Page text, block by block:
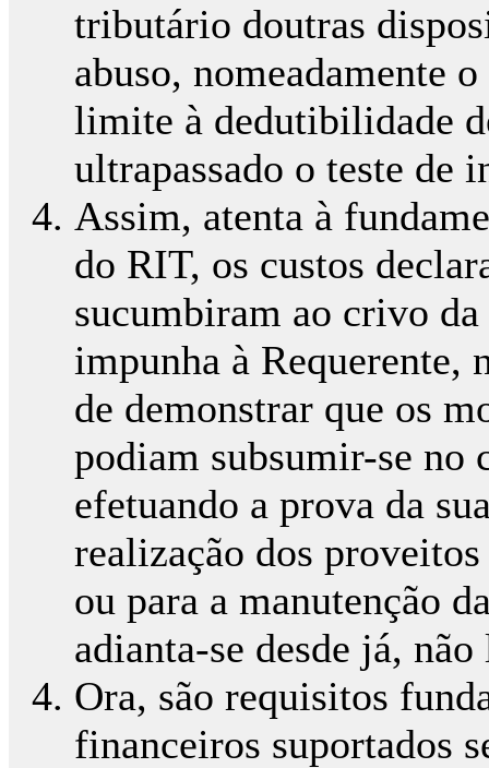
tributário doutras
abuso, nomeadamente
limite à dedutibilidade
ultrapassado o teste de
Assim, atenta à
do RIT, os custos
sucumbiram ao crivo
impunha à Requerente,
de demonstrar que os
podiam subsumir-se no
efetuando a prova da
realização dos
ou para a manutenção
adianta-se desde já,
Ora, são requisitos
financeiros suportados